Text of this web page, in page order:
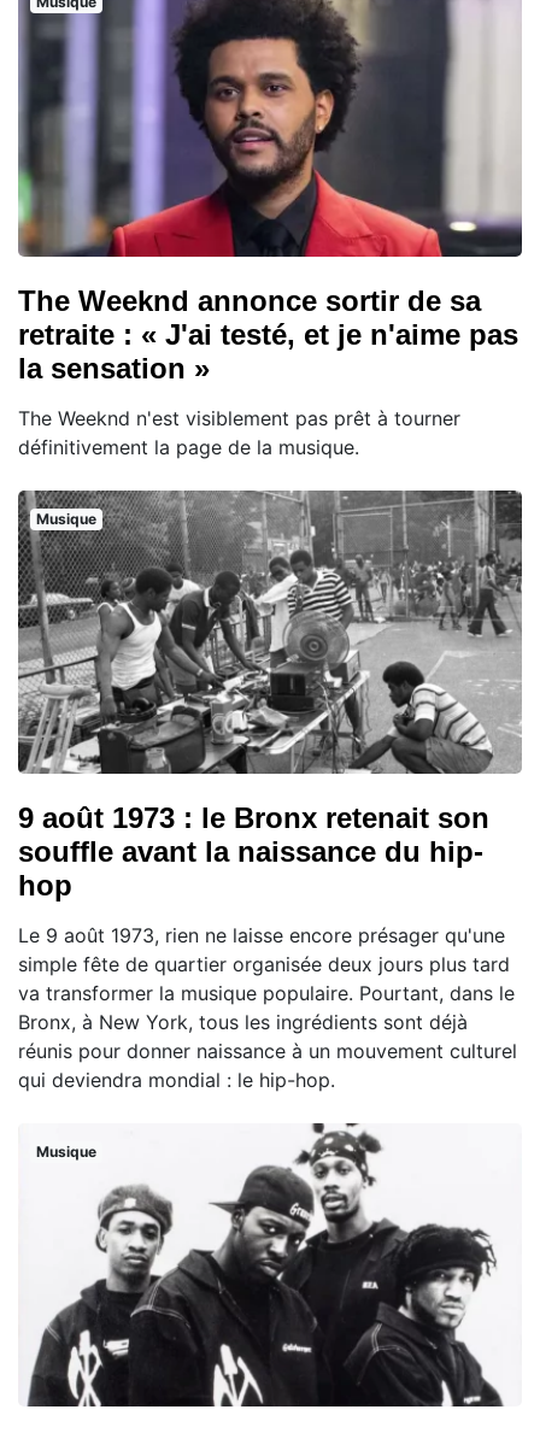
The Weeknd annonce sortir de sa
retraite : « J'ai testé, et je n'aime pas
la sensation »
The Weeknd n'est visiblement pas prêt à tourner
définitivement la page de la musique.
Musique
9 août 1973 : le Bronx retenait son
souffle avant la naissance du hip-
hop
Le 9 août 1973, rien ne laisse encore présager qu'une
simple fête de quartier organisée deux jours plus tard
va transformer la musique populaire. Pourtant, dans le
Bronx, à New York, tous les ingrédients sont déjà
réunis pour donner naissance à un mouvement culturel
qui deviendra mondial : le hip-hop.
Musique